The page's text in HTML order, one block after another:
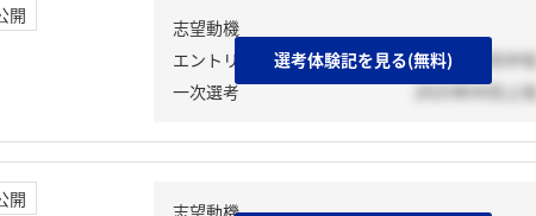
開
志望動機
エントリーシート
2025年04月中旬
一次選考
2025年04月上旬
選考体験記を見る(無料)
開
志望動機